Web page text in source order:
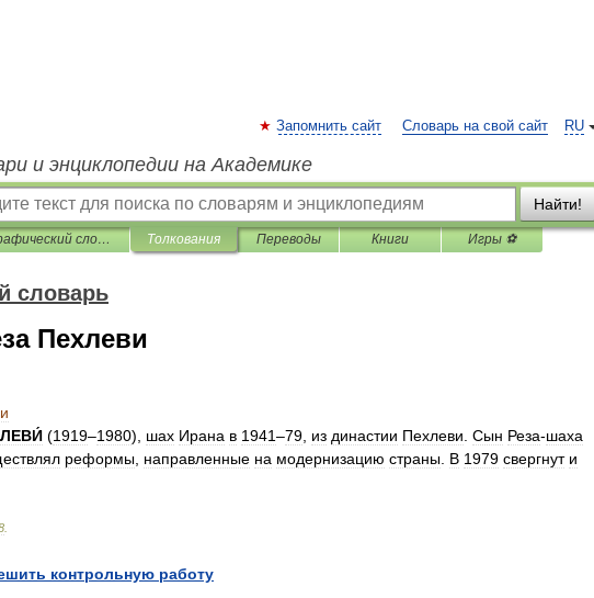
RU
Запомнить сайт Словарь на свой сайт
и энциклопедии на Академике
Найти!
Биографический словарь Толкования Переводы Книги Игры ⚽
словарь
Пехлеви
(1919–1980), шах Ирана в 1941–79 из династии Пехлеви Сын Реза-шаха
реформы направленные на модернизацию страны В 1979 свергнут и
контрольную работу